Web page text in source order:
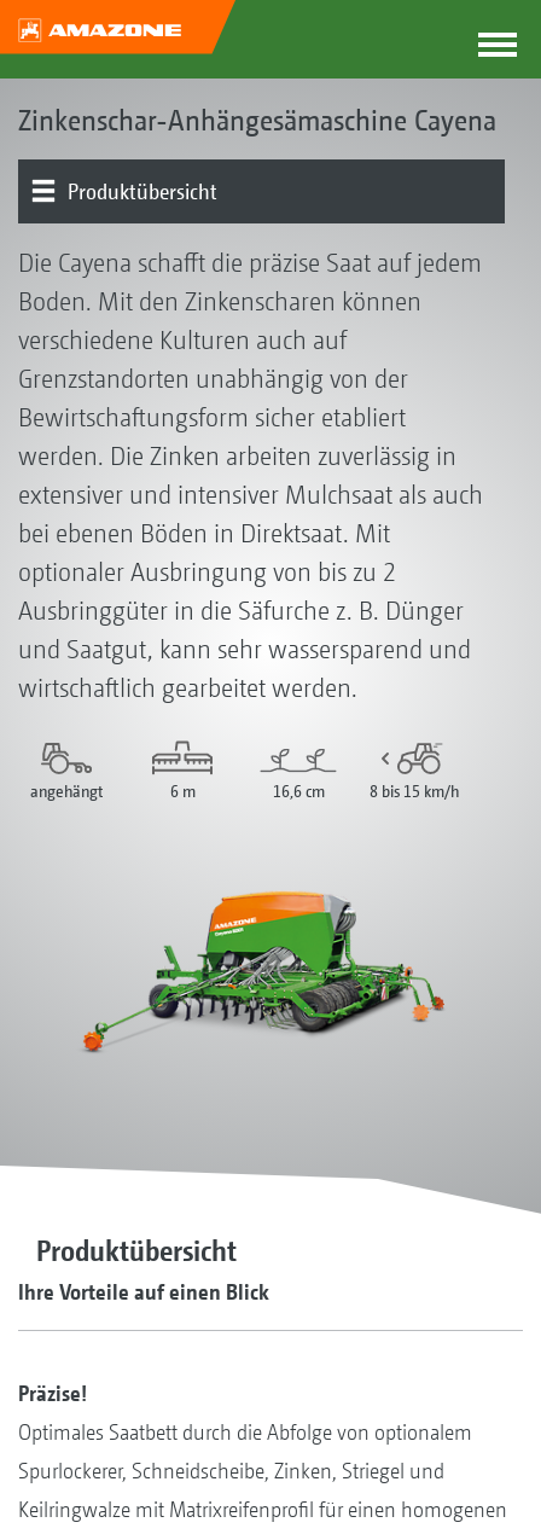
Zinkenschar-Anhängesämaschine Cayena
Produktübersicht
Die Cayena schafft die präzise Saat auf jedem
Boden. Mit den Zinkenscharen können
verschiedene Kulturen auch auf
Grenzstandorten unabhängig von der
Bewirtschaftungsform sicher etabliert
werden. Die Zinken arbeiten zuverlässig in
extensiver und intensiver Mulchsaat als auch
bei ebenen Böden in Direktsaat. Mit
optionaler Ausbringung von bis zu 2
Ausbringgüter in die Säfurche z. B. Dünger
und Saatgut, kann sehr wassersparend und
wirtschaftlich gearbeitet werden.
angehängt 6 m 16,6 cm 8 bis 15 km/h
Produktübersicht
Ihre Vorteile auf einen Blick
Präzise!
Optimales Saatbett durch die Abfolge von optionalem
Spurlockerer, Schneidscheibe, Zinken, Striegel und
Keilringwalze mit Matrixreifenprofil für einen homogenen